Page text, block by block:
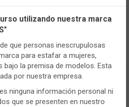
MUCHOS MÁS !
para poder ver todo el
y los precios.
y de terceros, de sesión o
de manera segura nuestra
su contenido.
para medir y obtener datos de
y para ajustar el contenido a tus
el uso de cookies a tu gusto.
utilizando nuestra marca
que personas inescrupulosas
para estafar a mujeres,
la premisa de modelos. Esta
por nuestra empresa.
ninguna información personal ni
que se presenten en nuestro